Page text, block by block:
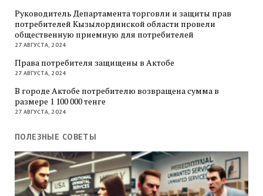
Руководитель Департамента торговли и защиты прав
потребителей Кызылординской области провели
общественную приемную для потребителей
27 АВГУСТА, 2024
Права потребителя защищены в Актобе
27 АВГУСТА, 2024
В городе Актобе потребителю возвращена сумма в
размере 1 100 000 тенге
27 АВГУСТА, 2024
ПОЛЕЗНЫЕ СОВЕТЫ